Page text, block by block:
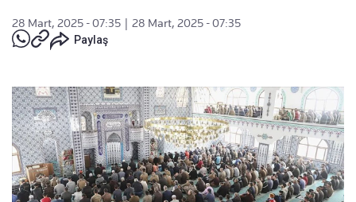
28 Mart, 2025 - 07:35
28 Mart, 2025 - 07:35
Paylaş